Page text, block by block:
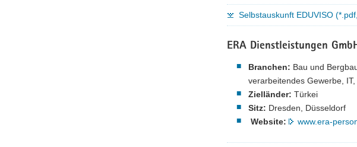
Selbstauskunft EDUVISO
ERA Dienstleistungen
Branchen: Bau und
verarbeitendes Gewerbe,
Zielländer: Türkei
Sitz: Dresden, Düsseldorf
Website:
www.era-